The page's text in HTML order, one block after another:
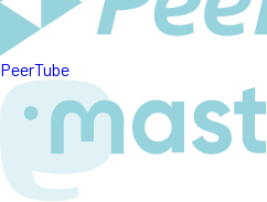
PeerTube